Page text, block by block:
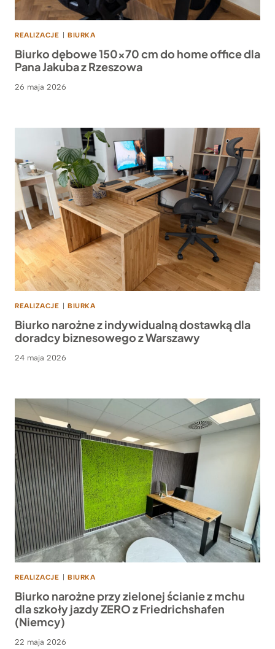
REALIZACJE | BIURKA
Biurko dębowe 150×70 cm do home office dla
Pana Jakuba z Rzeszowa
26 maja 2026
REALIZACJE BIURKA
Biurko narożne z indywidualną dostawką dla
doradcy biznesowego z Warszawy
24 maja 2026
REALIZACJE | BIURKA
Biurko narożne przy zielonej ścianie z mchu
dla szkoły jazdy ZERO z Friedrichshafen
(Niemcy)
22 maja 2026